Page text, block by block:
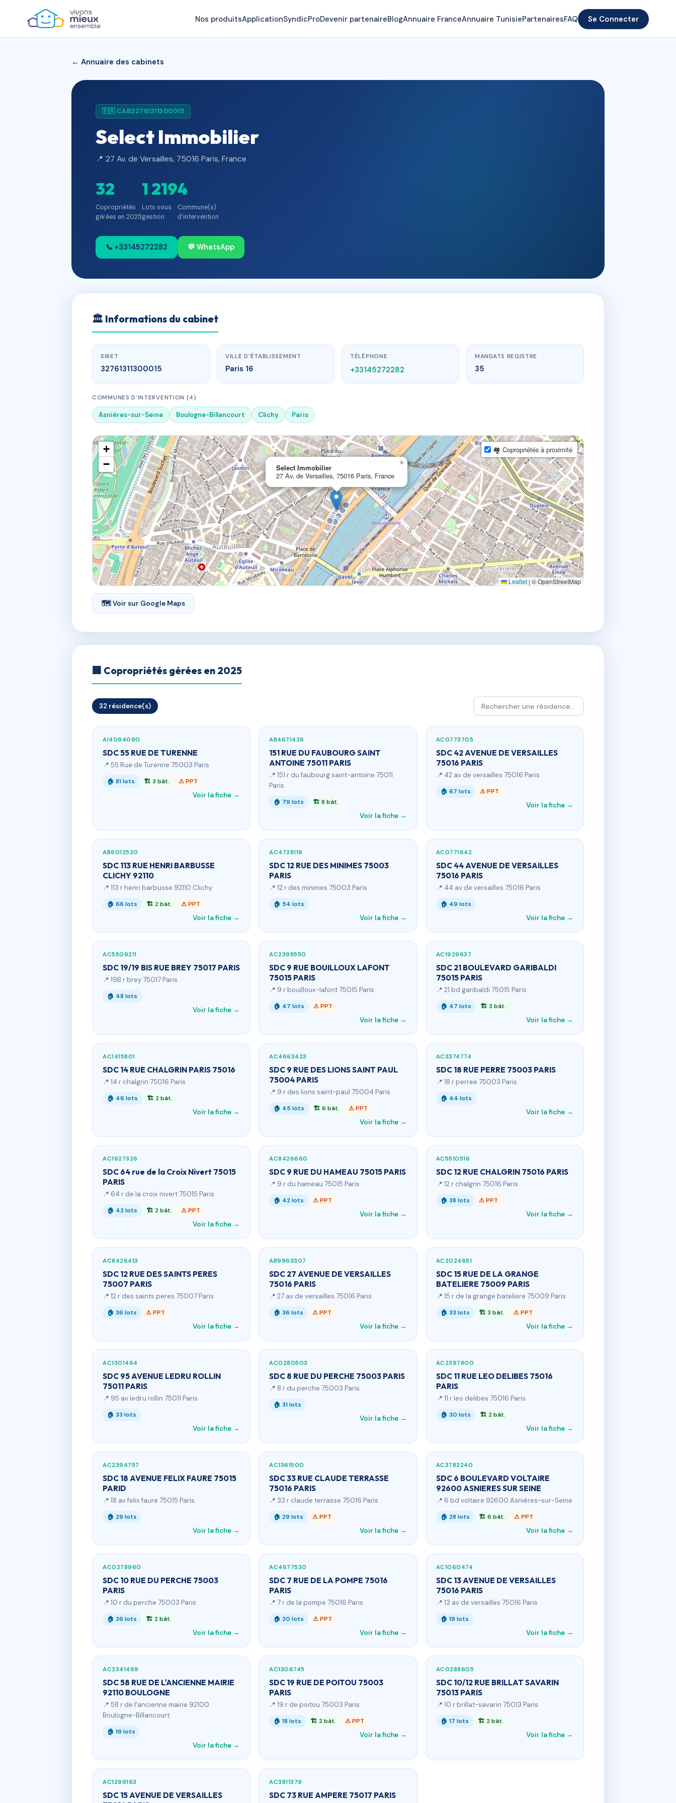
Nos produitsApplicationSyndicProDevenir partenaireBlogAnnuaire FranceAnnuaire TunisiePartenairesFAQ Se Connecter
← Annuaire des cabinets
🇫🇷 CAB32761311300015
Select Immobilier
📍 27 Av. de Versailles, 75016 Paris, France
32
Copropriétés
gérées en 2025
1 219
Lots sous
gestion
4
Commune(s)
d'intervention
📞 +33145272282 💬 WhatsApp
🏛 Informations du cabinet
SIRET
32761311300015
VILLE D'ÉTABLISSEMENT
Paris 16
TÉLÉPHONE
+33145272282
MANDATS REGISTRE
35
COMMUNES D'INTERVENTION (4)
Asnières-sur-Seine Boulogne-Billancourt Clichy Paris
Select Immobilier
27 Av. de Versailles, 75016 Paris, France
×
+
−
🏘 Copropriétés à proximité
Leaflet | © OpenStreetMap
🗺 Voir sur Google Maps
🏢 Copropriétés gérées en 2025
32 résidence(s)
AI4094090
SDC 55 RUE DE TURENNE
📍 55 Rue de Turenne 75003 Paris
🏠 81 lots 🏗 3 bât. ⚠ PPT
Voir la fiche →
AB4671426
151 RUE DU FAUBOURG SAINT
ANTOINE 75011 PARIS
📍 151 r du faubourg saint-antoine 75011
Paris
🏠 79 lots 🏗 8 bât.
Voir la fiche →
AC0773705
SDC 42 AVENUE DE VERSAILLES
75016 PARIS
📍 42 av de versailles 75016 Paris
🏠 67 lots ⚠ PPT
Voir la fiche →
AB6012520
SDC 113 RUE HENRI BARBUSSE
CLICHY 92110
📍 113 r henri barbusse 92110 Clichy
🏠 66 lots 🏗 2 bât. ⚠ PPT
Voir la fiche →
AC4728119
SDC 12 RUE DES MINIMES 75003
PARIS
📍 12 r des minimes 75003 Paris
🏠 54 lots
Voir la fiche →
AC0771642
SDC 44 AVENUE DE VERSAILLES
75016 PARIS
📍 44 av de versailles 75016 Paris
🏠 49 lots
Voir la fiche →
AC5509211
SDC 19/19 BIS RUE BREY 75017 PARIS
📍 19B r brey 75017 Paris
🏠 48 lots
Voir la fiche →
AC2398550
SDC 9 RUE BOUILLOUX LAFONT
75015 PARIS
📍 9 r bouilloux-lafont 75015 Paris
🏠 47 lots ⚠ PPT
Voir la fiche →
AC1929637
SDC 21 BOULEVARD GARIBALDI
75015 PARIS
📍 21 bd garibaldi 75015 Paris
🏠 47 lots 🏗 3 bât.
Voir la fiche →
AC1415801
SDC 14 RUE CHALGRIN PARIS 75016
📍 14 r chalgrin 75016 Paris
🏠 46 lots 🏗 2 bât.
Voir la fiche →
AC4663423
SDC 9 RUE DES LIONS SAINT PAUL
75004 PARIS
📍 9 r des lions saint-paul 75004 Paris
🏠 45 lots 🏗 6 bât. ⚠ PPT
Voir la fiche →
AC3374774
SDC 18 RUE PERRE 75003 PARIS
📍 18 r perree 75003 Paris
🏠 44 lots
Voir la fiche →
AC1927326
SDC 64 rue de la Croix Nivert 75015
PARIS
📍 64 r de la croix nivert 75015 Paris
🏠 42 lots 🏗 2 bât. ⚠ PPT
Voir la fiche →
AC8426660
SDC 9 RUE DU HAMEAU 75015 PARIS
📍 9 r du hameau 75015 Paris
🏠 42 lots ⚠ PPT
Voir la fiche →
AC5510516
SDC 12 RUE CHALGRIN 75016 PARIS
📍 12 r chalgrin 75016 Paris
🏠 38 lots ⚠ PPT
Voir la fiche →
AC8426413
SDC 12 RUE DES SAINTS PERES
75007 PARIS
📍 12 r des saints peres 75007 Paris
🏠 36 lots ⚠ PPT
Voir la fiche →
AB9963307
SDC 27 AVENUE DE VERSAILLES
75016 PARIS
📍 27 av de versailles 75016 Paris
🏠 36 lots ⚠ PPT
Voir la fiche →
AC2024651
SDC 15 RUE DE LA GRANGE
BATELIERE 75009 PARIS
📍 15 r de la grange bateliere 75009 Paris
🏠 33 lots 🏗 3 bât. ⚠ PPT
Voir la fiche →
AC1301464
SDC 95 AVENUE LEDRU ROLLIN
75011 PARIS
📍 95 av ledru rollin 75011 Paris
🏠 33 lots
Voir la fiche →
AC0280503
SDC 8 RUE DU PERCHE 75003 PARIS
📍 8 r du perche 75003 Paris
🏠 31 lots
Voir la fiche →
AC2397800
SDC 11 RUE LEO DELIBES 75016
PARIS
📍 11 r leo delibes 75016 Paris
🏠 30 lots 🏗 2 bât.
Voir la fiche →
AC2394757
SDC 18 AVENUE FELIX FAURE 75015
PARID
📍 18 av felix faure 75015 Paris
🏠 29 lots
Voir la fiche →
AC1361500
SDC 33 RUE CLAUDE TERRASSE
75016 PARIS
📍 33 r claude terrasse 75016 Paris
🏠 29 lots ⚠ PPT
Voir la fiche →
AC3782240
SDC 6 BOULEVARD VOLTAIRE
92600 ASNIERES SUR SEINE
📍 6 bd voltaire 92600 Asnières-sur-Seine
🏠 28 lots 🏗 6 bât. ⚠ PPT
Voir la fiche →
AC0278960
SDC 10 RUE DU PERCHE 75003
PARIS
📍 10 r du perche 75003 Paris
🏠 26 lots 🏗 2 bât.
Voir la fiche →
AC4677530
SDC 7 RUE DE LA POMPE 75016
PARIS
📍 7 r de la pompe 75016 Paris
🏠 20 lots ⚠ PPT
Voir la fiche →
AC1060474
SDC 13 AVENUE DE VERSAILLES
75016 PARIS
📍 13 av de versailles 75016 Paris
🏠 19 lots
Voir la fiche →
AC2341469
SDC 58 RUE DE L'ANCIENNE MAIRIE
92110 BOULOGNE
📍 58 r de l'ancienne mairie 92100
Boulogne-Billancourt
🏠 19 lots
Voir la fiche →
AC1306745
SDC 19 RUE DE POITOU 75003
PARIS
📍 19 r de poitou 75003 Paris
🏠 18 lots 🏗 2 bât. ⚠ PPT
Voir la fiche →
AC0288605
SDC 10/12 RUE BRILLAT SAVARIN
75013 PARIS
📍 10 r brillat-savarin 75013 Paris
🏠 17 lots 🏗 2 bât.
Voir la fiche →
AC1299163
SDC 15 AVENUE DE VERSAILLES
AC3811379
SDC 73 RUE AMPERE 75017 PARIS